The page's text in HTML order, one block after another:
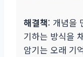
해결책: 개념을
기하는 방식을
암기는 오래 기